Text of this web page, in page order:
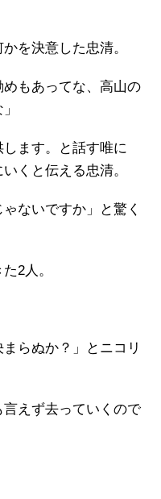
を決意した忠清。
めもあってな、高山の
ます。と話す唯に
くと伝える忠清。
ないですか」と驚く
2人。
らぬか？」とニコリ
えず去っていくので